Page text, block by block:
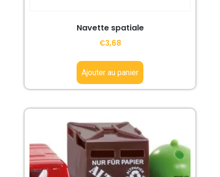
Navette spatiale
€3,68
Ajouter au panier